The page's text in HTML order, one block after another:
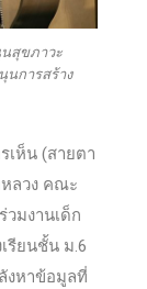
สุขภาวะ
นการสร้าง
เห็น (สายตา
ลวง คณะ
มงานเด็ก
รียนชั้น ม.6
งหาข้อมูลที่